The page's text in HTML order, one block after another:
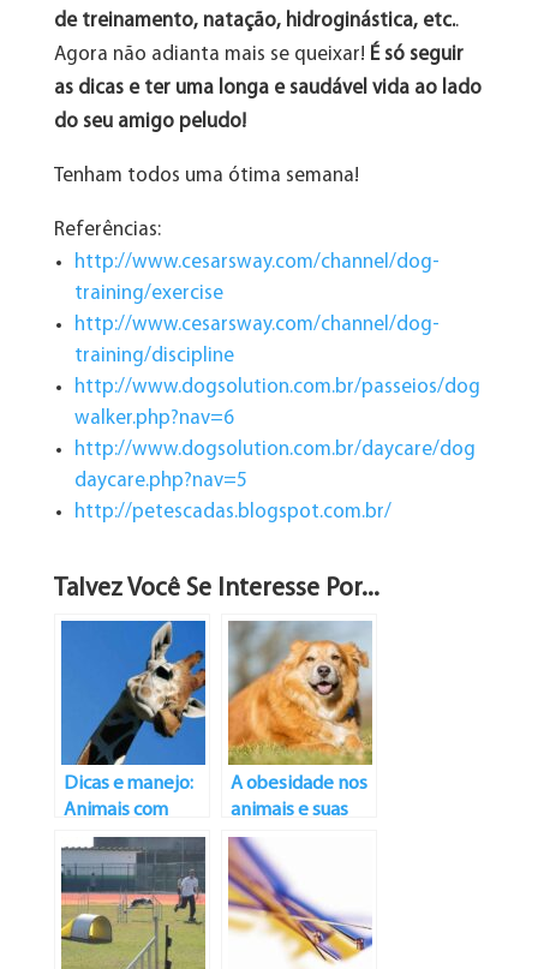
de treinamento, natação, hidroginástica, etc..
Agora não adianta mais se queixar! É só seguir
as dicas e ter uma longa e saudável vida ao lado
do seu amigo peludo!
Tenham todos uma ótima semana!
Referências:
http://www.cesarsway.com/channel/dog-
training/exercise
http://www.cesarsway.com/channel/dog-
training/discipline
http://www.dogsolution.com.br/passeios/dog
walker.php?nav=6
http://www.dogsolution.com.br/daycare/dog
daycare.php?nav=5
http://petescadas.blogspot.com.br/
Talvez Você Se Interesse Por...
Dicas e manejo:
Animais com
Problemas de
Cervical
A obesidade nos
animais e suas
consequências